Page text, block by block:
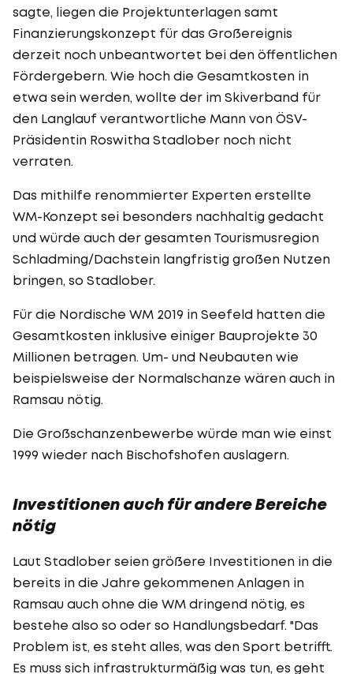
sagte, liegen die Projektunterlagen samt
Finanzierungskonzept für das Großereignis
derzeit noch unbeantwortet bei den öffentlichen
Fördergebern. Wie hoch die Gesamtkosten in
etwa sein werden, wollte der im Skiverband für
den Langlauf verantwortliche Mann von ÖSV-
Präsidentin Roswitha Stadlober noch nicht
verraten.
Das mithilfe renommierter Experten erstellte
WM-Konzept sei besonders nachhaltig gedacht
und würde auch der gesamten Tourismusregion
Schladming/Dachstein langfristig großen Nutzen
bringen, so Stadlober.
Für die Nordische WM 2019 in Seefeld hatten die
Gesamtkosten inklusive einiger Bauprojekte 30
Millionen betragen. Um- und Neubauten wie
beispielsweise der Normalschanze wären auch in
Ramsau nötig.
Die Großschanzenbewerbe würde man wie einst
1999 wieder nach Bischofshofen auslagern.
Investitionen auch für andere Bereiche
nötig
Laut Stadlober seien größere Investitionen in die
bereits in die Jahre gekommenen Anlagen in
Ramsau auch ohne die WM dringend nötig, es
bestehe also so oder so Handlungsbedarf. "Das
Problem ist, es steht alles, was den Sport betrifft.
Es muss sich infrastrukturmäßig was tun, es geht